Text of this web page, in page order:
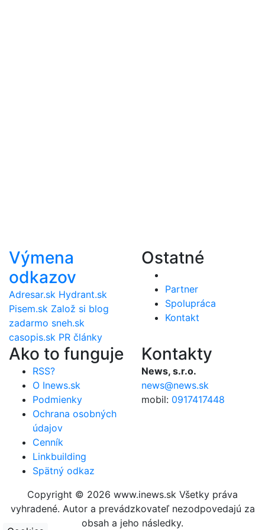
Výmena
odkazov
Adresar.sk Hydrant.sk
Pisem.sk Založ si blog
zadarmo sneh.sk
casopis.sk PR články
Ostatné
Partner
Spolupráca
Kontakt
Ako to funguje
RSS?
O Inews.sk
Podmienky
Ochrana osobných
údajov
Cenník
Linkbuilding
Spätný odkaz
Kontakty
News, s.r.o.
news@news.sk
mobil: 0917417448
Copyright © 2026 www.inews.sk Všetky práva
vyhradené. Autor a prevádzkovateľ nezodpovedajú za
obsah a jeho následky.